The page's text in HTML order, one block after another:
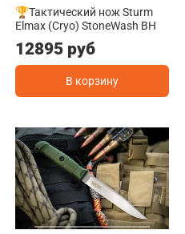
🏆Тактический нож Sturm
Elmax (Cryo) StoneWash BH
12895 руб
В корзину